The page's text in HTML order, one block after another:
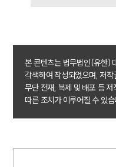
구
가사·
본 콘텐츠는 법무법인(유한)
각색하여 작성되었으며, 저
무단 전재, 복제 및 배포 등
따른 조치가 이루어질 수 있